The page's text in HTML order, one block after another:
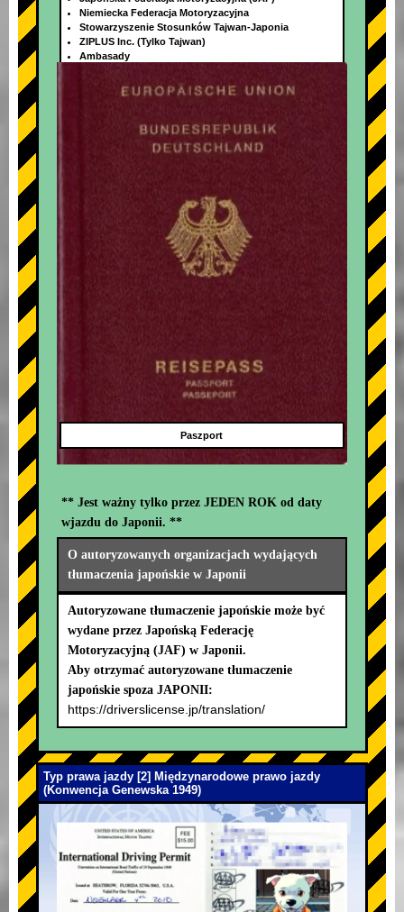
+
Niemiecka Federacja Motoryzacyjna
Stowarzyszenie Stosunków Tajwan-Japonia
ZIPLUS Inc. (Tylko Tajwan)
Ambasady
Paszport
** Jest ważny tylko przez JEDEN ROK od daty
wjazdu do Japonii. **
O autoryzowanych organizacjach wydających
tłumaczenia japońskie w Japonii
Autoryzowane tłumaczenie japońskie może być
wydane przez Japońską Federację
Motoryzacyjną (JAF) w Japonii.
Aby otrzymać autoryzowane tłumaczenie
japońskie spoza JAPONII:
https://driverslicense.jp/translation/
Typ prawa jazdy [2] Międzynarodowe prawo jazdy
(Konwencja Genewska 1949)